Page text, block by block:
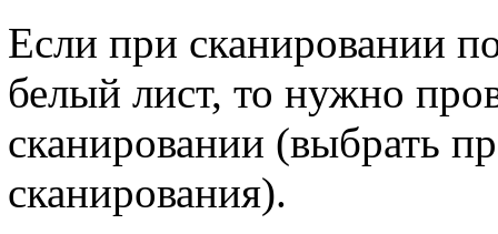
Если при сканировании
белый лист, то нужно
сканировании (выбрать
сканирования).